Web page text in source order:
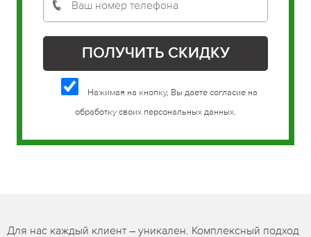
Нажимая на кнопку, Вы даете согласие на
обработку своих персональных данных.
Для нас каждый клиент – уникален. Комплексный подход